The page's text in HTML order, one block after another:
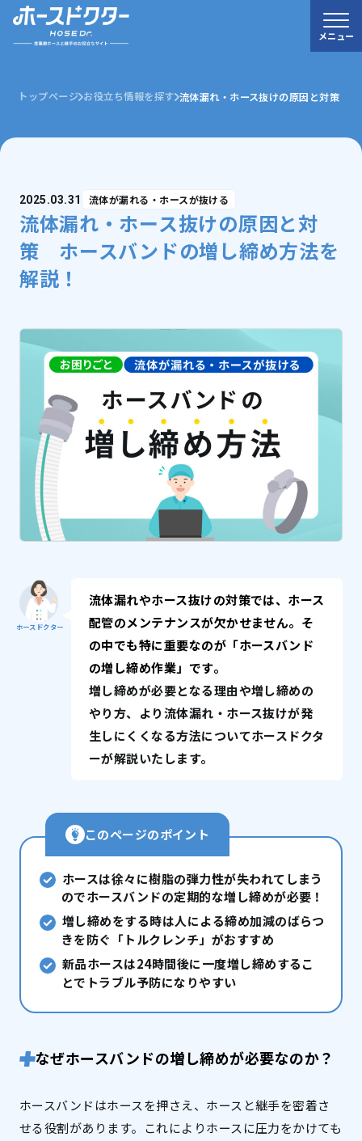
メニュー
トップページ お役立ち情報を探す 流体漏れ・ホース抜けの原因と対策
2025.03.31 流体が漏れる・ホースが抜ける
流体漏れ・ホース抜けの原因と対
策 ホースバンドの増し締め方法を
解説！
ホースドクター
流体漏れやホース抜けの対策では、ホース
配管のメンテナンスが欠かせません。そ
の中でも特に重要なのが「ホースバンド
の増し締め作業」です。
増し締めが必要となる理由や増し締めの
やり方、より流体漏れ・ホース抜けが発
生しにくくなる方法についてホースドクタ
ーが解説いたします。
このページのポイント
ホースは徐々に樹脂の弾力性が失われてしまう
のでホースバンドの定期的な増し締めが必要！
増し締めをする時は人による締め加減のばらつ
きを防ぐ「トルクレンチ」がおすすめ
新品ホースは24時間後に一度増し締めするこ
とでトラブル予防になりやすい
なぜホースバンドの増し締めが必要なのか？
ホースバンドはホースを押さえ、ホースと継手を密着さ
せる役割があります。これによりホースに圧力をかけても